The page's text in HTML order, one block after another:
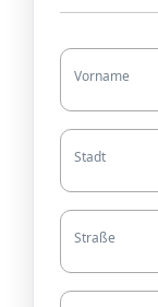
Vorname
Stadt
Straße